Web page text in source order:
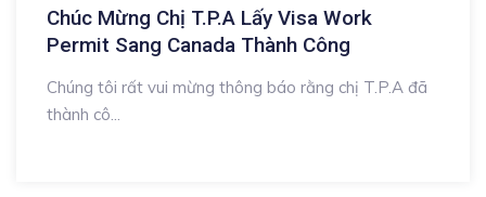
Chúc Mừng Chị T.P.A Lấy Visa Work
Permit Sang Canada Thành Công
Chúng tôi rất vui mừng thông báo rằng chị T.P.A đã
thành cô...